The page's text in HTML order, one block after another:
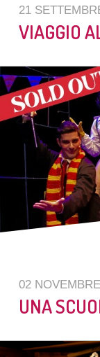
21
VIAGGIO
02 NOVEMBRE
UNA